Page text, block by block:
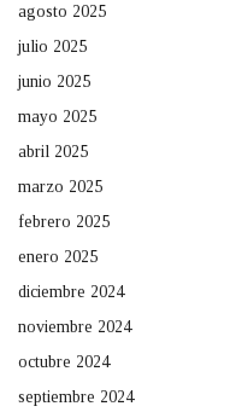
agosto 2025
julio 2025
junio 2025
mayo 2025
abril 2025
marzo 2025
febrero 2025
enero 2025
diciembre 2024
noviembre 2024
octubre 2024
septiembre 2024